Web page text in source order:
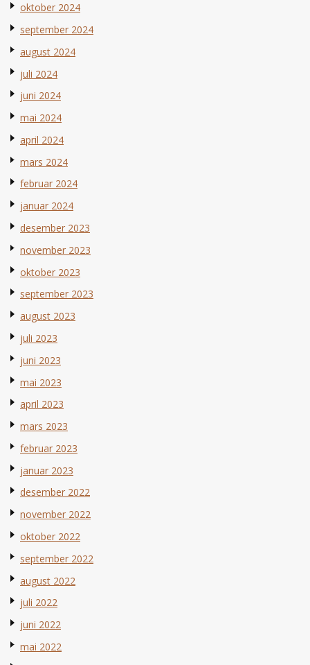
oktober 2024
september 2024
august 2024
juli 2024
juni 2024
mai 2024
april 2024
mars 2024
februar 2024
januar 2024
desember 2023
november 2023
oktober 2023
september 2023
august 2023
juli 2023
juni 2023
mai 2023
april 2023
mars 2023
februar 2023
januar 2023
desember 2022
november 2022
oktober 2022
september 2022
august 2022
juli 2022
juni 2022
mai 2022